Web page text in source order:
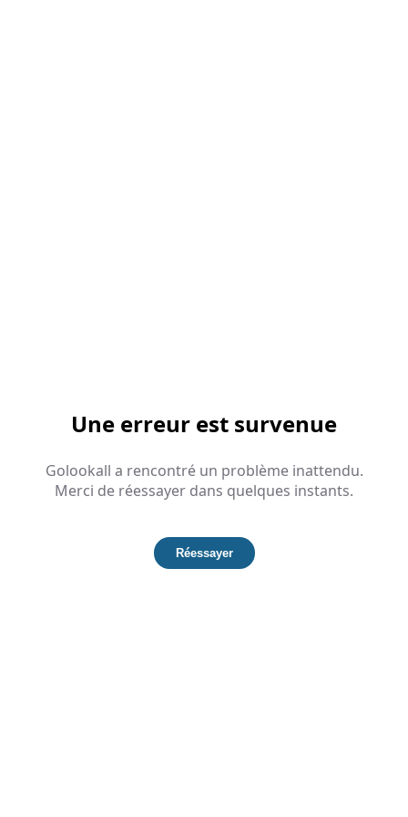
Une erreur est survenue
Golookall a rencontré un problème inattendu.
Merci de réessayer dans quelques instants.
Réessayer